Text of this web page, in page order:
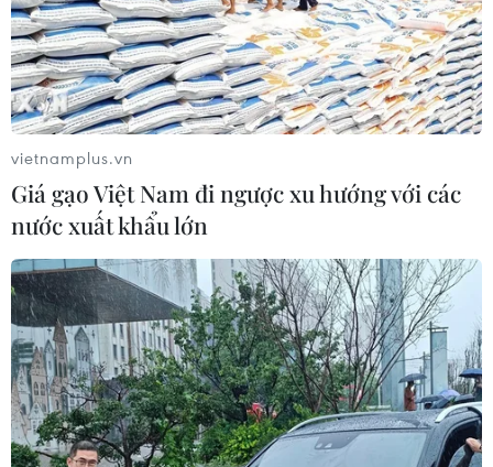
Bộ trưởng Ngoại giao Steinmeier đánh giá
cao quan hệ Việt Nam-Đức
30/10/2016 04:48
Bộ trưởng Ngoại giao Đức cho rằng Việt Nam và Đức
không chỉ có quan hệ rất tốt đẹp về chính trị và kinh tế,
mà đó còn là tình hữu nghị sâu sắc và chân thành.
vietnamplus.vn
Giá gạo Việt Nam đi ngược xu hướng với các
nước xuất khẩu lớn